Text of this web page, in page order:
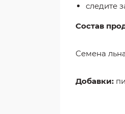
следите
Состав
Семена
Добавки: